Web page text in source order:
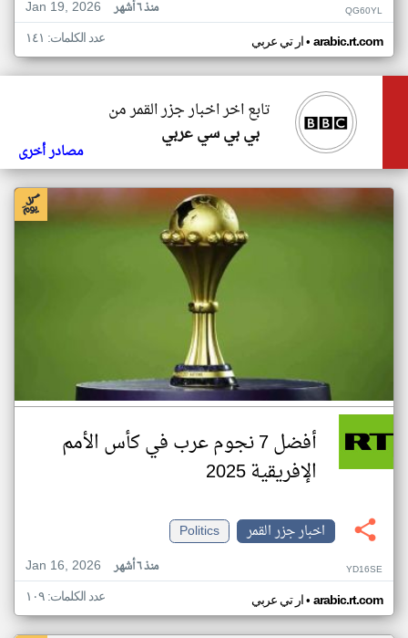
Jan 19, 2026
منذ ٦ أشهر QG60YL
ار تي عربي• arabic.rt.com عدد الكلمات: ١٤١
تابع اخر اخبار جزر القمر من
بي بي سي عربي
مصادر أخرى
أفضل 7 نجوم عرب في كأس الأمم
الإفريقية 2025
اخبار جزر القمر
Politics
Jan 16, 2026
منذ ٦ أشهر YD16SE
ار تي عربي• arabic.rt.com عدد الكلمات: ١٠٩